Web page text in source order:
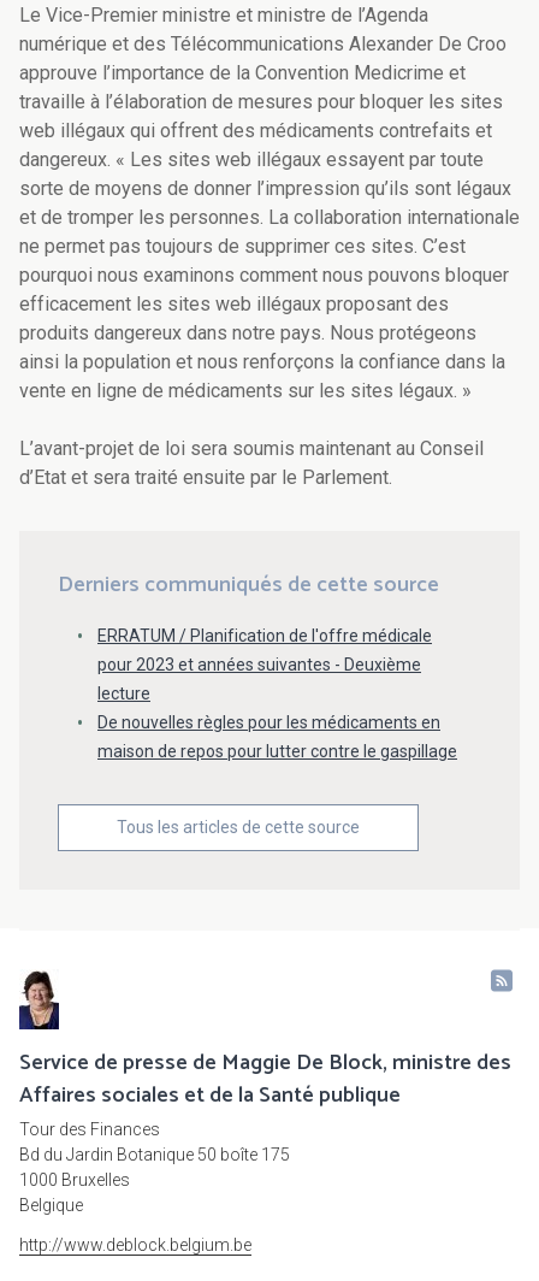
Le Vice-Premier ministre et ministre de l’Agenda
numérique et des Télécommunications Alexander De Croo
approuve l’importance de la Convention Medicrime et
travaille à l’élaboration de mesures pour bloquer les sites
web illégaux qui offrent des médicaments contrefaits et
dangereux. « Les sites web illégaux essayent par toute
sorte de moyens de donner l’impression qu’ils sont légaux
et de tromper les personnes. La collaboration internationale
ne permet pas toujours de supprimer ces sites. C’est
pourquoi nous examinons comment nous pouvons bloquer
efficacement les sites web illégaux proposant des
produits dangereux dans notre pays. Nous protégeons
ainsi la population et nous renforçons la confiance dans la
vente en ligne de médicaments sur les sites légaux. »
L’avant-projet de loi sera soumis maintenant au Conseil
d’Etat et sera traité ensuite par le Parlement.
Derniers communiqués de cette source
ERRATUM / Planification de l'offre médicale
pour 2023 et années suivantes - Deuxième
lecture
De nouvelles règles pour les médicaments en
maison de repos pour lutter contre le gaspillage
Tous les articles de cette source
Service de presse de Maggie De Block, ministre des
Affaires sociales et de la Santé publique
Tour des Finances
Bd du Jardin Botanique 50 boîte 175
1000 Bruxelles
Belgique
http://www.deblock.belgium.be